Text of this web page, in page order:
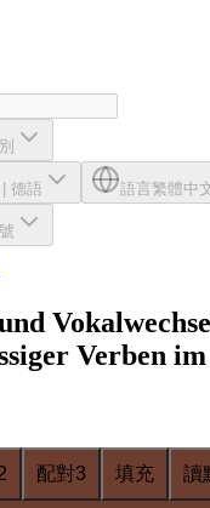
德語 語言繁體中
Verben im
配對3 填充 讀